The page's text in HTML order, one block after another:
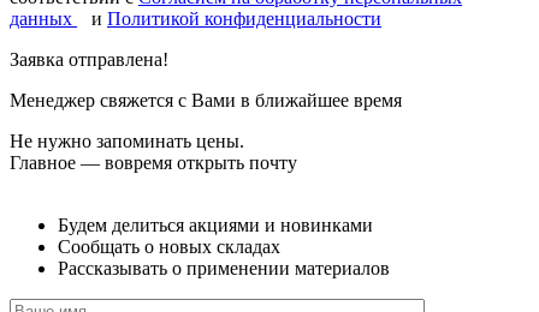
данных
и Политикой конфиденциальности
Заявка отправлена!
Менеджер свяжется с Вами в ближайшее время
Не нужно запоминать цены.
Главное — вовремя открыть почту
Будем делиться акциями и новинками
Сообщать о новых складах
Рассказывать о применении материалов